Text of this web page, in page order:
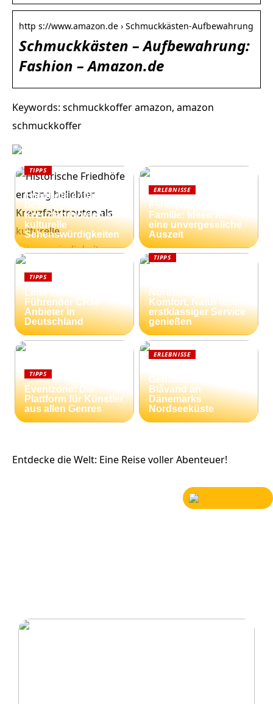
http s://www.amazon.de › Schmuckkästen-Aufbewahrung
Schmuckkästen – Aufbewahrung:
Fashion – Amazon.de
Keywords: schmuckkoffer amazon, amazon
schmuckkoffer
TIPPS
Friedhöfe entlang
beliebter
Kreuzfahrtrouten als
kulturelle
Sehenswürdigkeiten
ERLEBNISSE
Ferien mit der
Familie: Ideen für
eine unvergessliche
Auszeit
TIPPS
Lime Technologies:
Führender CRM-
Anbieter in
Deutschland
TIPPS
Nordseeküste:
Komfort, Natur und
erstklassiger Service
genießen
TIPPS
Eventzone: Die
Plattform für Künstler
aus allen Genres
ERLEBNISSE
Gemütlichkeit:
Blåvand an
Dänemarks
Nordseeküste
Entdecke die Welt: Eine Reise voller Abenteuer!